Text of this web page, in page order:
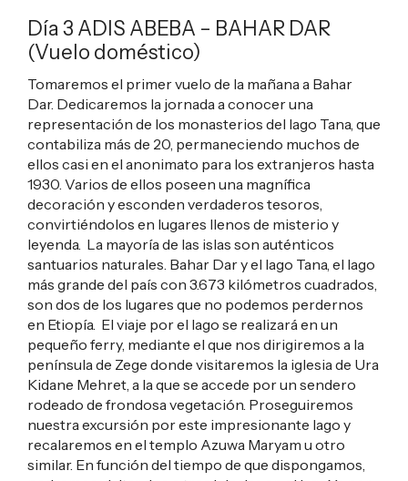
Día 3 ADIS ABEBA – BAHAR DAR
(Vuelo doméstico)
Tomaremos el primer vuelo de la mañana a Bahar
Dar. Dedicaremos la jornada a conocer una
representación de los monasterios del lago Tana, que
contabiliza más de 20, permaneciendo muchos de
ellos casi en el anonimato para los extranjeros hasta
1930. Varios de ellos poseen una magnífica
decoración y esconden verdaderos tesoros,
convirtiéndolos en lugares llenos de misterio y
leyenda. La mayoría de las islas son auténticos
santuarios naturales. Bahar Dar y el lago Tana, el lago
más grande del país con 3.673 kilómetros cuadrados,
son dos de los lugares que no podemos perdernos
en Etiopía. El viaje por el lago se realizará en un
pequeño ferry, mediante el que nos dirigiremos a la
península de Zege donde visitaremos la iglesia de Ura
Kidane Mehret, a la que se accede por un sendero
rodeado de frondosa vegetación. Proseguiremos
nuestra excursión por este impresionante lago y
recalaremos en el templo Azuwa Maryam u otro
similar. En función del tiempo de que dispongamos,